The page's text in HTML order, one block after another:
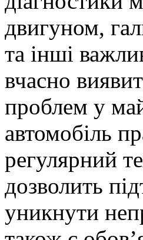
двигуном,
та інші
вчасно
проблем у
автомобіль
регулярний
дозволить
уникнути